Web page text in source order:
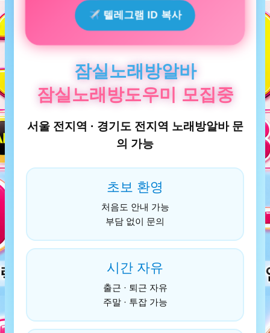
텔레그램 ID 복사
잠실노래방알바
잠실노래방도우미 모집중
서울 전지역 · 경기도 전지역 노래방알바 문
의 가능
초보 환영
처음도 안내 가능
부담 없이 문의
시간 자유
출근 · 퇴근 자유
주말 · 투잡 가능